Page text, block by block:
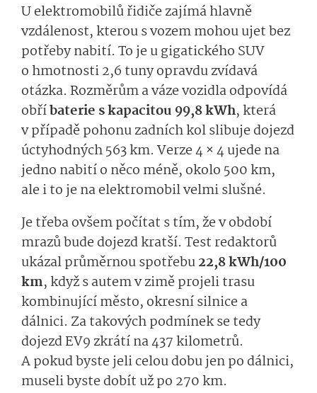
U elektromobilů řidiče zajímá hlavně
vzdálenost, kterou s vozem mohou ujet bez
potřeby nabití. To je u gigatického SUV
o hmotnosti 2,6 tuny opravdu zvídavá
otázka. Rozměrům a váze vozidla odpovídá
obříbaterie s kapacitou 99,8 kWh, která
v případě pohonu zadních kol slibuje dojezd
úctyhodných 563 km. Verze 4 × 4 ujede na
jedno nabití o něco méně, okolo 500 km,
ale i to je na elektromobil velmi slušné.
Je třeba ovšem počítat s tím, že v období
mrazů bude dojezd kratší. Test redaktorů
ukázal průměrnou spotřebu22,8 kWh/100
km, když s autem v zimě projeli trasu
kombinující město, okresní silnice a
dálnici. Za takových podmínek se tedy
dojezd EV9 zkrátí na 437 kilometrů.
A pokud byste jeli celou dobu jen po dálnici,
museli byste dobít už po 270 km.